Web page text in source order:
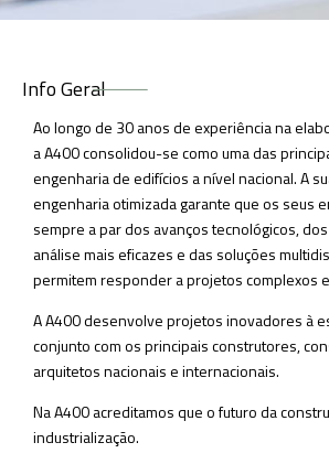
Info Geral
Ao longo de 30 anos de experiência na
a A400 consolidou-se como uma das
engenharia de edifícios a nível nacional. A
engenharia otimizada garante que os seus
sempre a par dos avanços tecnológicos,
análise mais eficazes e das soluções
permitem responder a projetos complexos
A A400 desenvolve projetos inovadores à
conjunto com os principais construtores,
arquitetos nacionais e internacionais.
Na A400 acreditamos que o futuro da
industrialização.